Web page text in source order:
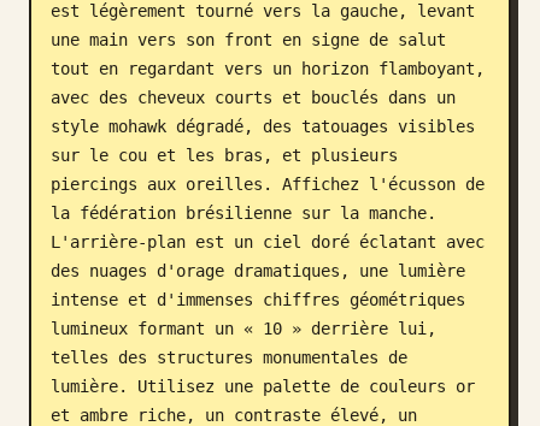
est légèrement tourné vers la gauche, levant
une main vers son front en signe de salut
tout en regardant vers un horizon flamboyant,
avec des cheveux courts et bouclés dans un
style mohawk dégradé, des tatouages visibles
sur le cou et les bras, et plusieurs
piercings aux oreilles. Affichez l'écusson de
la fédération brésilienne sur la manche.
L'arrière-plan est un ciel doré éclatant avec
des nuages d'orage dramatiques, une lumière
intense et d'immenses chiffres géométriques
lumineux formant un « 10 » derrière lui,
telles des structures monumentales de
lumière. Utilisez une palette de couleurs or
et ambre riche, un contraste élevé, un